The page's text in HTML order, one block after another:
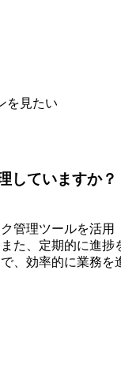
を見たい
していますか？
管理ツールを活用
た、定期的に進捗
、効率的に業務を